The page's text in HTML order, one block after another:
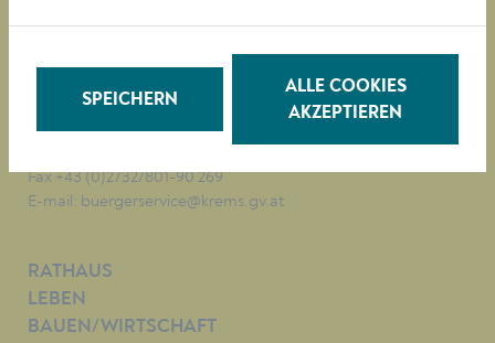
Magistrat der Stadt Krems
Fax +43 (0)2732/801-90 269
E-mail: buergerservice@krems.gv.at
RATHAUS
LEBEN
BAUEN/WIRTSCHAFT
SPEICHERN
ALLE COOKIES
AKZEPTIEREN